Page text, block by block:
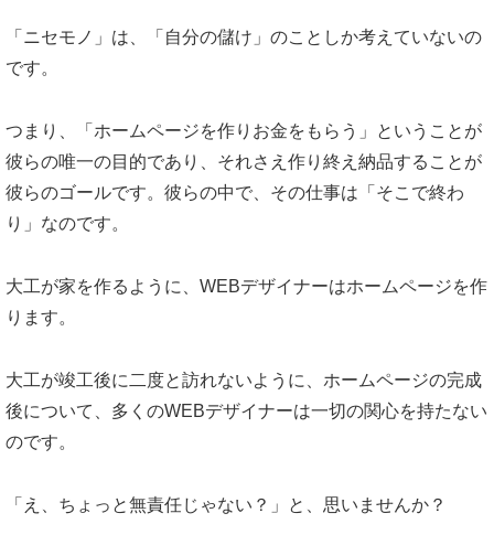
「ニセモノ」は、「自分の儲け」のことしか考えていないの
です。
つまり、「ホームページを作りお金をもらう」ということが
彼らの唯一の目的であり、それさえ作り終え納品することが
彼らのゴールです。彼らの中で、その仕事は「そこで終わ
り」なのです。
大工が家を作るように、WEBデザイナーはホームページを作
ります。
大工が竣工後に二度と訪れないように、ホームページの完成
後について、多くのWEBデザイナーは一切の関心を持たない
のです。
「え、ちょっと無責任じゃない？」と、思いませんか？